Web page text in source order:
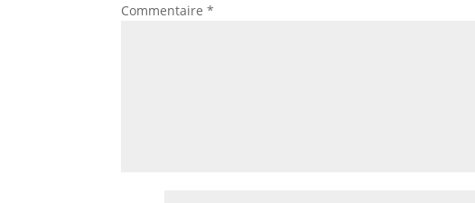
Commentaire*